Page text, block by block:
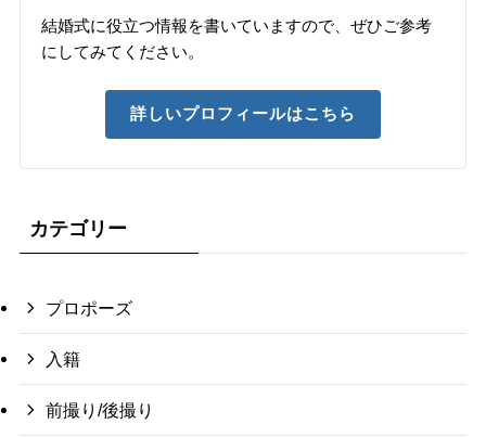
結婚式に役立つ情報を書いていますので、ぜひご参考
にしてみてください。
詳しいプロフィールはこちら
カテゴリー
プロポーズ
入籍
前撮り/後撮り